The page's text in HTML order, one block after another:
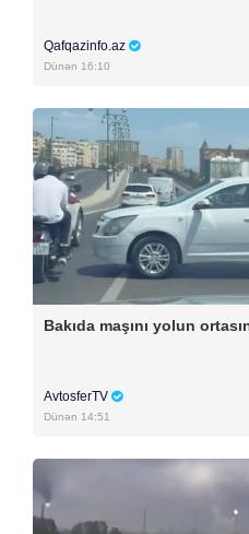
Qafqazinfo.az
Dünən 16:10
Bakıda maşını yolun
AvtosferTV
Dünən 14:51